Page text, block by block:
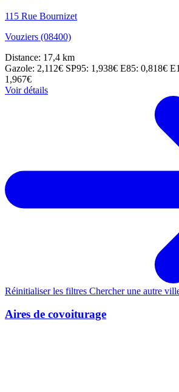
115 Rue Bournizet
Vouziers (08400)
Distance: 17,4 km
Gazole: 2,112€ SP95: 1,938€ E85: 0,818€
1,967€
Voir détails
Réinitialiser les filtres Chercher une autre
Aires de covoiturage